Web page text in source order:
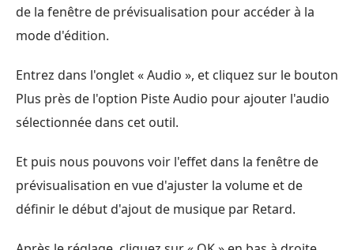
de la fenêtre de prévisualisation pour accéder à la
mode d'édition.
Entrez dans l'onglet « Audio », et cliquez sur le bouton
Plus près de l'option Piste Audio pour ajouter l'audio
sélectionnée dans cet outil.
Et puis nous pouvons voir l'effet dans la fenêtre de
prévisualisation en vue d'ajuster la volume et de
définir le début d'ajout de musique par Retard.